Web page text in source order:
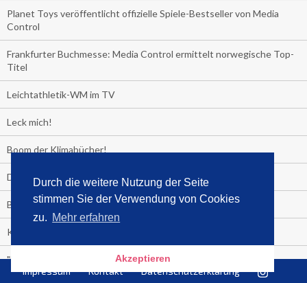
Durch die weitere Nutzung der Seite
stimmen Sie der Verwendung von Cookies
zu. Mehr erfahren
Akzeptieren
Planet Toys veröffentlicht offizielle Spiele-Bestseller von Media
Control
Frankfurter Buchmesse: Media Control ermittelt norwegische Top-
Titel
Leichtathletik-WM im TV
Leck mich!
Boom der Klimabücher!
Der Sommer-Bestseller 2019
Backstop einer Showkarriere!
Kinder nicht anbrüllen!
"Das Leben fickt am härtesten"
Impressum Kontakt Datenschutzerklärung